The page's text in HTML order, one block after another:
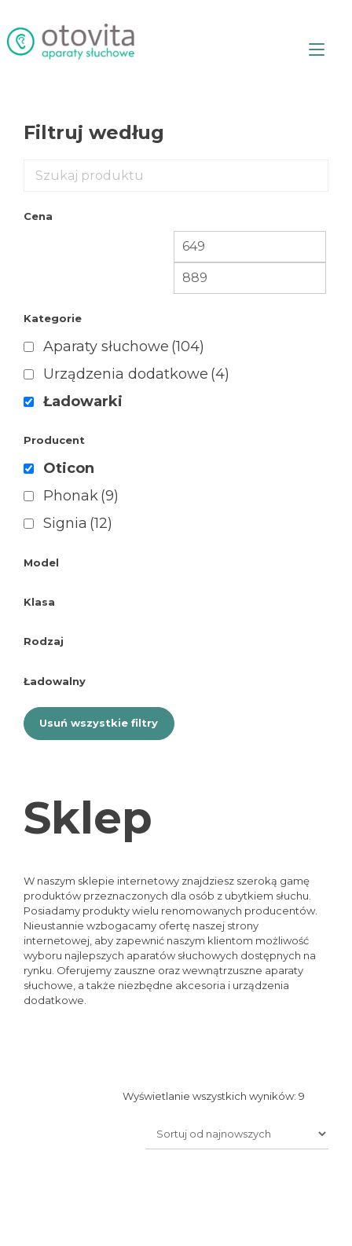
treści
Sklep
W naszym sklepie internetowy znajdziesz szeroką gamę
produktów przeznaczonych dla osób z ubytkiem słuchu.
Posiadamy produkty wielu renomowanych producentów.
Nieustannie wzbogacamy ofertę naszej strony
internetowej, aby zapewnić naszym klientom możliwość
wyboru najlepszych aparatów słuchowych dostępnych na
rynku. Oferujemy zauszne oraz wewnątrzuszne aparaty
słuchowe, a także niezbędne akcesoria i urządzenia
dodatkowe.
Wyświetlanie wszystkich wyników: 9
Filtruj według
Cena
Kategorie
Aparaty słuchowe (104)
Urządzenia dodatkowe (4)
Ładowarki
Producent
Oticon
Phonak(9)
Signia (12)
Model
Klasa
Rodzaj
Ładowalny
Usuń wszystkie filtry